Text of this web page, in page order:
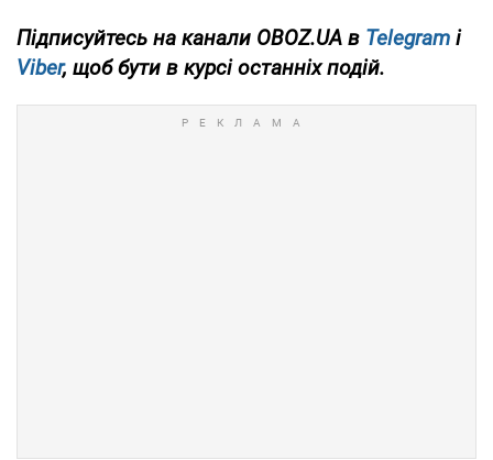
Підписуйтесь на канали OBOZ.UA в Telegram і
Viber, щоб бути в курсі останніх подій.